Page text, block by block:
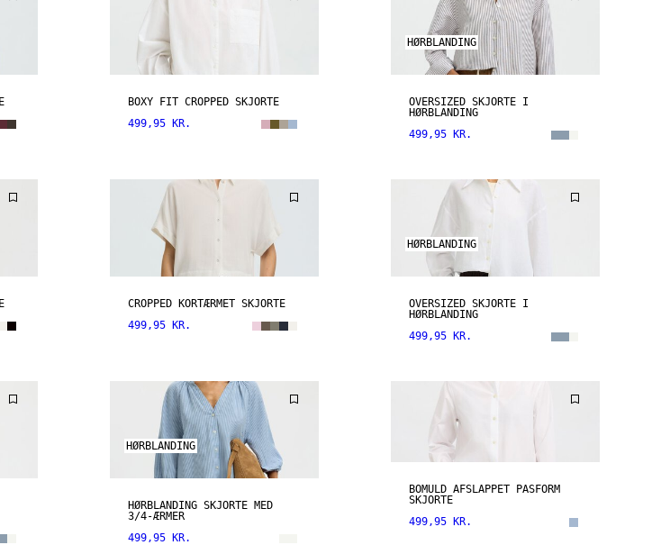
BOXY FIT CROPPED SKJORTE
499,95 KR.
HØRBLANDING
OVERSIZED SKJORTE I
HØRBLANDING
499,95 KR.
CROPPED KORTÆRMET SKJORTE
499,95 KR.
HØRBLANDING
OVERSIZED SKJORTE I
HØRBLANDING
499,95 KR.
HØRBLANDING
HØRBLANDING SKJORTE MED
3/4-ÆRMER
499,95 KR.
BOMULD AFSLAPPET PASFORM
SKJORTE
499,95 KR.